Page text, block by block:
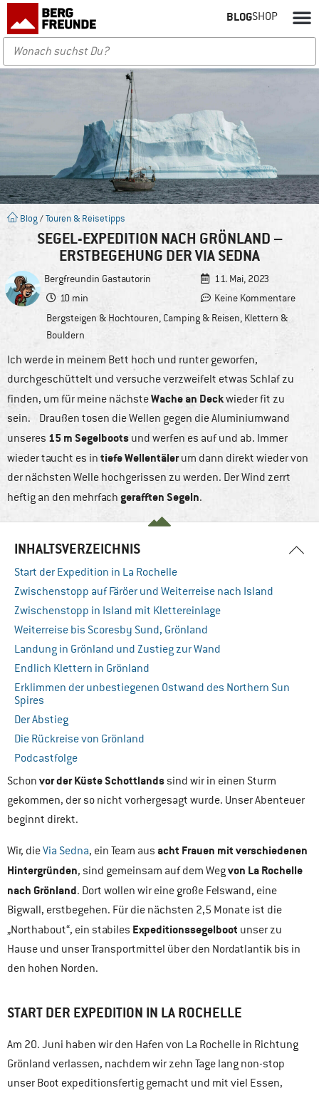
BLOGSHOP
Blog /Touren & Reisetipps
SEGEL-EXPEDITION NACH GRÖNLAND –
ERSTBEGEHUNG DER VIA SEDNA
Bergfreundin Gastautorin
11. Mai, 2023
10 min
Keine Kommentare
Bergsteigen & Hochtouren, Camping & Reisen, Klettern &
Bouldern
Ich werde in meinem Bett hoch und runter geworfen,
durchgeschüttelt und versuche verzweifelt etwas Schlaf zu
finden, um für meine nächsteWache an Deckwieder fit zu
sein. Draußen tosen die Wellen gegen die Aluminiumwand
unseres 15 m Segelboots und werfen es auf und ab. Immer
wieder taucht es in tiefe Wellentälerum dann direkt wieder von
der nächsten Welle hochgerissen zu werden. Der Wind zerrt
heftig an den mehrfach gerafften Segeln.
INHALTSVERZEICHNIS
Start der Expedition in La Rochelle
Zwischenstopp auf Färöer und Weiterreise nach Island
Zwischenstopp in Island mit Klettereinlage
Weiterreise bis Scoresby Sund, Grönland
Landung in Grönland und Zustieg zur Wand
Endlich Klettern in Grönland
Erklimmen der unbestiegenen Ostwand des Northern Sun
Spires
Der Abstieg
Die Rückreise von Grönland
Podcastfolge
Schon vor der Küste Schottlandssind wir in einen Sturm
gekommen, der so nicht vorhergesagt wurde. Unser Abenteuer
beginnt direkt.
Wir, dieVia Sedna, ein Team aus acht Frauen mit verschiedenen
Hintergründen, sind gemeinsam auf dem Wegvon La Rochelle
nach Grönland. Dort wollen wir eine große Felswand, eine
Bigwall, erstbegehen. Für die nächsten 2,5 Monate ist die
„Northabout“, ein stabiles Expeditionssegelboot unser zu
Hause und unser Transportmittel über den Nordatlantik bis in
den hohen Norden.
START DER EXPEDITION IN LA ROCHELLE
Am 20. Juni haben wir den Hafen von La Rochelle in Richtung
Grönland verlassen, nachdem wir zehn Tage lang non-stop
unser Boot expeditionsfertig gemacht und mit viel Essen,